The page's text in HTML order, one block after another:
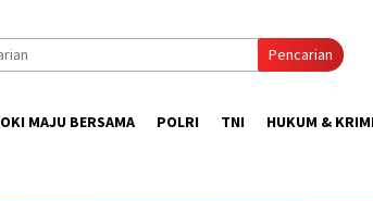
Pencarian
OKI MAJU BERSAMA POLRI TNI HUKUM &